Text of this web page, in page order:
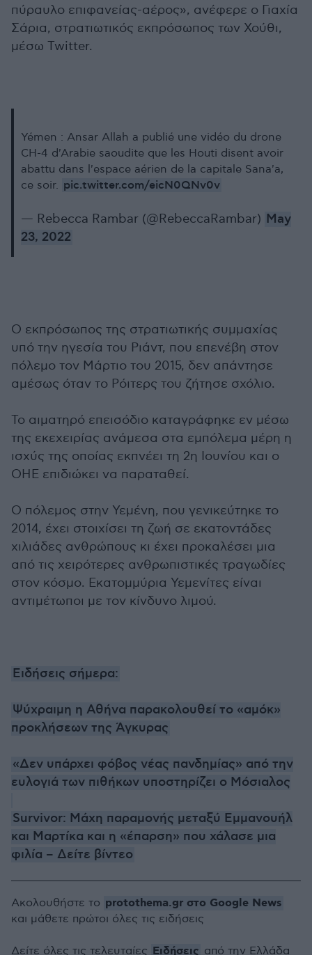
πύραυλο επιφανείας-αέρος», ανέφερε ο Γιαχία
Σάρια, στρατιωτικός εκπρόσωπος των Χούθι,
μέσω Twitter.
Yémen : Ansar Allah a publié une vidéo du drone
CH-4 d'Arabie saoudite que les Houti disent avoir
abattu dans l'espace aérien de la capitale Sana'a,
ce soir. pic.twitter.com/eicN0QNv0v
— Rebecca Rambar (@RebeccaRambar) May
23, 2022
Ο εκπρόσωπος της στρατιωτικής συμμαχίας
υπό την ηγεσία του Ριάντ, που επενέβη στον
πόλεμο τον Μάρτιο του 2015, δεν απάντησε
αμέσως όταν το Ρόιτερς του ζήτησε σχόλιο.
Το αιματηρό επεισόδιο καταγράφηκε εν μέσω
της εκεχειρίας ανάμεσα στα εμπόλεμα μέρη η
ισχύς της οποίας εκπνέει τη 2η Ιουνίου και ο
ΟΗΕ επιδιώκει να παραταθεί.
Ο πόλεμος στην Υεμένη, που γενικεύτηκε το
2014, έχει στοιχίσει τη ζωή σε εκατοντάδες
χιλιάδες ανθρώπους κι έχει προκαλέσει μια
από τις χειρότερες ανθρωπιστικές τραγωδίες
στον κόσμο. Εκατομμύρια Υεμενίτες είναι
αντιμέτωποι με τον κίνδυνο λιμού.
Ειδήσεις σήμερα:
Ψύχραιμη η Αθήνα παρακολουθεί το «αμόκ»
προκλήσεων της Άγκυρας
«Δεν υπάρχει φόβος νέας πανδημίας» από την
ευλογιά των πιθήκων υποστηρίζει ο Μόσιαλος
Survivor: Μάχη παραμονής μεταξύ Εμμανουήλ
και Μαρτίκα και η «έπαρση» που χάλασε μια
φιλία – Δείτε βίντεο
Ακολουθήστε το protothema.gr στο Google News
και μάθετε πρώτοι όλες τις ειδήσεις
Δείτε όλες τις τελευταίες Ειδήσεις από την Ελλάδα